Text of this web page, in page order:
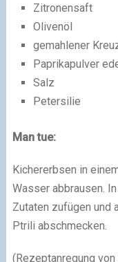
Zitronensaft
Olivenöl
gemahlener
Paprikapulver
Salz
Petersilie
Man tue:
Kichererbsen in
Wasser abbrausen.
Zutaten zufügen und
Ptrili abschmecken.
(Rezeptanregung von